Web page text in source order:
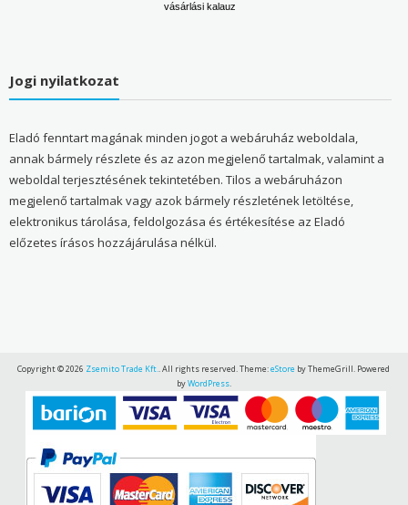
vásárlási kalauz
Jogi nyilatkozat
Eladó fenntart magának minden jogot a webáruház weboldala,
annak bármely részlete és az azon megjelenő tartalmak, valamint a
weboldal terjesztésének tekintetében. Tilos a webáruházon
megjelenő tartalmak vagy azok bármely részletének letöltése,
elektronikus tárolása, feldolgozása és értékesítése az Eladó
előzetes írásos hozzájárulása nélkül.
Copyright © 2026 Zsemito Trade Kft.. All rights reserved. Theme:eStore by ThemeGrill. Powered
byWordPress.